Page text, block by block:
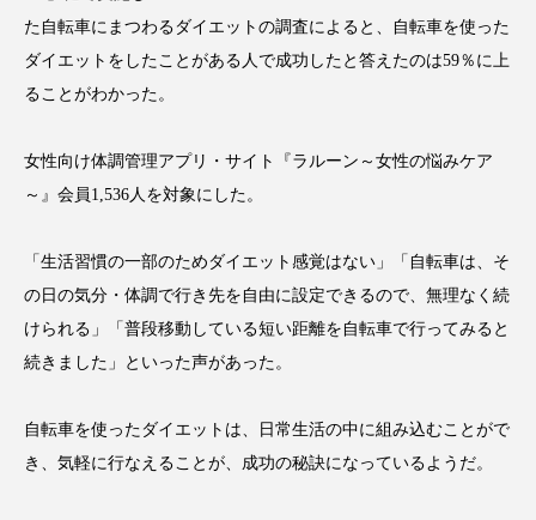
TikTok アスタキサンチン
アンチエイジング
インナービューティーアワード2025受賞商品
ウェアラブルデバイス
エクソソーム オーガニック オゾン
た自転車にまつわるダイエットの調査によると、自転車を使った
ダイエットをしたことがある人で成功したと答えたのは59％に上
ることがわかった。
女性向け体調管理アプリ・サイト『ラルーン～女性の悩みケア
～』会員1,536人を対象にした。
「生活習慣の一部のためダイエット感覚はない」「自転車は、そ
の日の気分・体調で行き先を自由に設定できるので、無理なく続
けられる」「普段移動している短い距離を自転車で行ってみると
続きました」といった声があった。
自転車を使ったダイエットは、日常生活の中に組み込むことがで
き、気軽に行なえることが、成功の秘訣になっているようだ。